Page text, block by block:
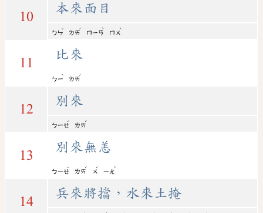
10
本來面目
ㄅㄣ
ˇ
ㄌㄞ
ˊ
ㄇㄧㄢ
ˋ
ㄇㄨ
ˋ
11
比來
ㄅㄧ
ˋ
ㄌㄞ
ˊ
12
別來
ㄅㄧㄝ
ˊ
ㄌㄞ
ˊ
13
別來無恙
ㄅㄧㄝ
ˊ
ㄌㄞ
ˊ
ㄨ
ˊ
ㄧㄤ
ˋ
14
兵來將擋，水來土掩